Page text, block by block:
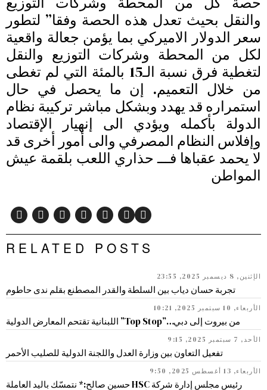
والنقل بحيث تعدل هذه الحصة وفقا” لتطور
سعر الدولار الاميركي بما يؤمن جعالة واقعية
لكل من المحطة وشركات التوزيع والنقل
لتغطية فرق نسبة الـ15 بالمئة التي لم تغطى
من خلال التعميم. إن ما يحصل في حال
استمراره قد يهدد وبشكل مباشر تركيبة نظام
الدولة بأكمله ويؤدي الى إنهيار الإقتصاد
وإفلاس النظام المصرفي والى أمور أخرى قد
لا يحمد عقباها فـــ حذاري اللعب بلقمة عيش
المواطن
RELATED POSTS
الإثنين, 8 ديسمبر 2025, 23:55
تجربة حسان دياب بين السلطة والقدر المصطنع بقلم ندى حاطوم
الأربعاء, 10 سبتمبر 2025, 10:21
من بيروت إلى دبي…”Top Stop” اللبنانية تقتحم المعارض الدولية
الأحد, 7 سبتمبر 2025, 9:15
تفعيل التعاون بين وزارة العدل واللجنة الدولية للصليب الأحمر
الأربعاء, 13 أغسطس 2025, 9:50
رئيس مجلس إدارة شركة HSC حسين صالح:* نتمسّك باليد العاملة